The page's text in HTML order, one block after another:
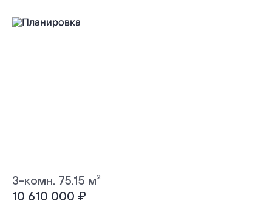
3-комн. 75.15 м²
10 610 000 ₽